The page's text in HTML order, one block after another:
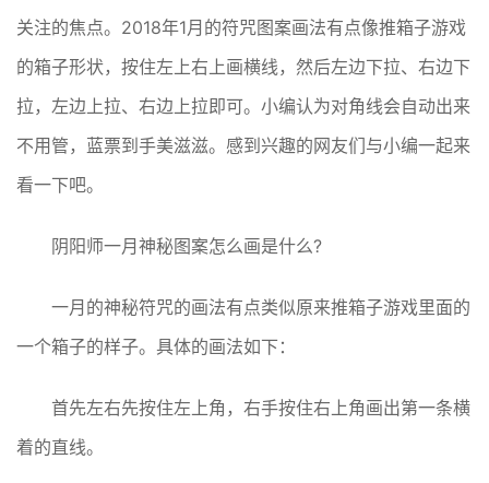
关注的焦点。2018年1月的符咒图案画法有点像推箱子游戏
的箱子形状，按住左上右上画横线，然后左边下拉、右边下
拉，左边上拉、右边上拉即可。小编认为对角线会自动出来
不用管，蓝票到手美滋滋。感到兴趣的网友们与小编一起来
看一下吧。
阴阳师一月神秘图案怎么画是什么?
一月的神秘符咒的画法有点类似原来推箱子游戏里面的
一个箱子的样子。具体的画法如下：
首先左右先按住左上角，右手按住右上角画出第一条横
着的直线。